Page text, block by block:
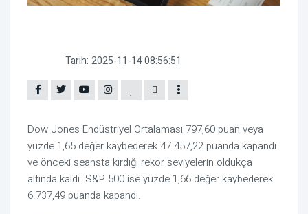
Tarih: 2025-11-14 08:56:51
Dow Jones Endüstriyel Ortalaması 797,60 puan veya
yüzde 1,65 değer kaybederek 47.457,22 puanda kapandı
ve önceki seansta kırdığı rekor seviyelerin oldukça
altında kaldı. S&P 500 ise yüzde 1,66 değer kaybederek
6.737,49 puanda kapandı.